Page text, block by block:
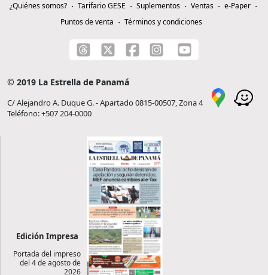
¿Quiénes somos? Tarifario GESE Suplementos Ventas
e-Paper
Puntos de venta
Términos y condiciones
© 2019 La Estrella de Panamá
C/ Alejandro A. Duque G. - Apartado 0815-00507, Zona 4
Teléfono: +507 204-0000
Edición Impresa
Portada del impreso
del 4 de agosto de
2026